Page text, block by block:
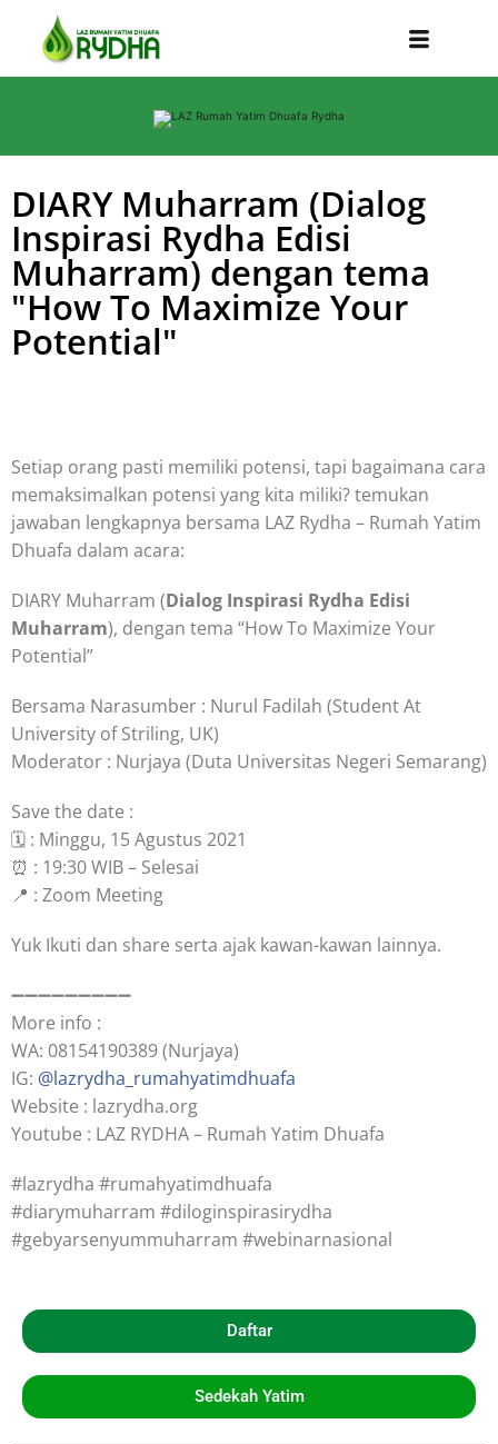
DIARY Muharram (Dialog
Inspirasi Rydha Edisi
Muharram) dengan tema
"How To Maximize Your
Potential"
Setiap orang pasti memiliki potensi, tapi bagaimana cara
memaksimalkan potensi yang kita miliki? temukan
jawaban lengkapnya bersama LAZ Rydha – Rumah Yatim
Dhuafa dalam acara:
DIARY Muharram (Dialog Inspirasi Rydha Edisi
Muharram), dengan tema “How To Maximize Your
Potential”
Bersama Narasumber : Nurul Fadilah (Student At
University of Striling, UK)
Moderator : Nurjaya (Duta Universitas Negeri Semarang)
Save the date :
🗓️ : Minggu, 15 Agustus 2021
⏰ : 19:30 WIB – Selesai
📍 : Zoom Meeting
Yuk Ikuti dan share serta ajak kawan-kawan lainnya.
➖➖➖➖➖➖➖➖➖
More info :
WA: 08154190389 (Nurjaya)
IG: @lazrydha_rumahyatimdhuafa
Website : lazrydha.org
Youtube : LAZ RYDHA – Rumah Yatim Dhuafa
#lazrydha #rumahyatimdhuafa
#diarymuharram #diloginspirasirydha
#gebyarsenyummuharram #webinarnasional
Daftar
Sedekah Yatim